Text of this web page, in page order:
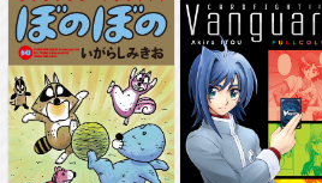
ア伝
真救
伝